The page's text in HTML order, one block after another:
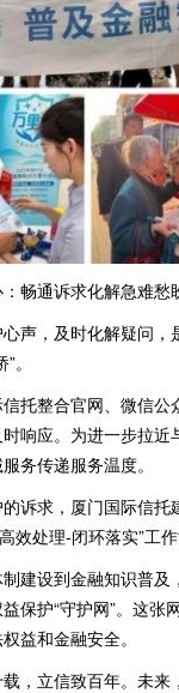
畅通诉求化解急难愁
声，及时化解疑问
。
信托整合官网、微信
响应。为进一步拉近
务传递服务温度。
诉求，厦门国际信
效处理-闭环落实”工
制建设到金融知识普
保护“守护网”。这
益和金融安全。
，立信致百年。未来